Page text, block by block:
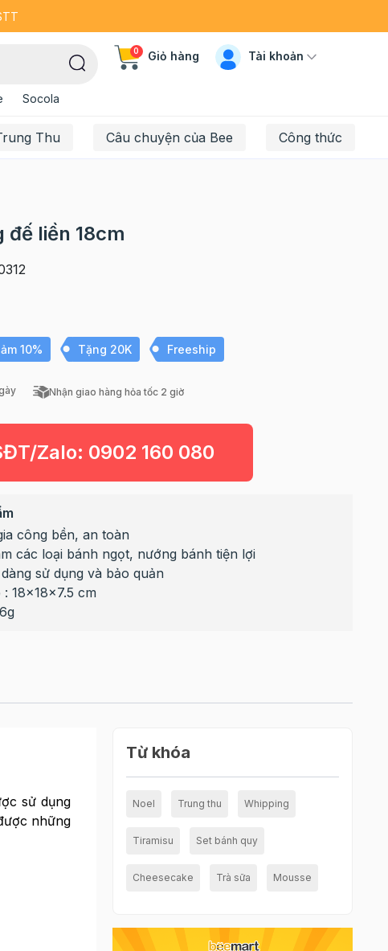
Socola
0 Giỏ hàng Tài khoản
Thu Câu chuyện của Bee Công thức
đế liền 18cm
10% Tặng 20K Freeship
Nhận giao hàng hỏa tốc 2 giờ
Zalo: 0902 160 080
công bền, an toàn
các loại bánh ngọt, nướng bánh tiện lợi
sử dụng và bảo quản
18x18x7.5 cm
sử dụng
những
Từ khóa
Noel Trung thu Whipping
Tiramisu Set bánh quy
Cheesecake Trà sữa Mousse